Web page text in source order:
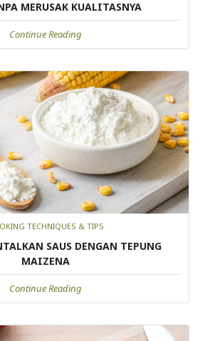
MERUSAK KUALITASNYA
Continue Reading
TECHNIQUES & TIPS
SAUS DENGAN TEPUNG
MAIZENA
Continue Reading